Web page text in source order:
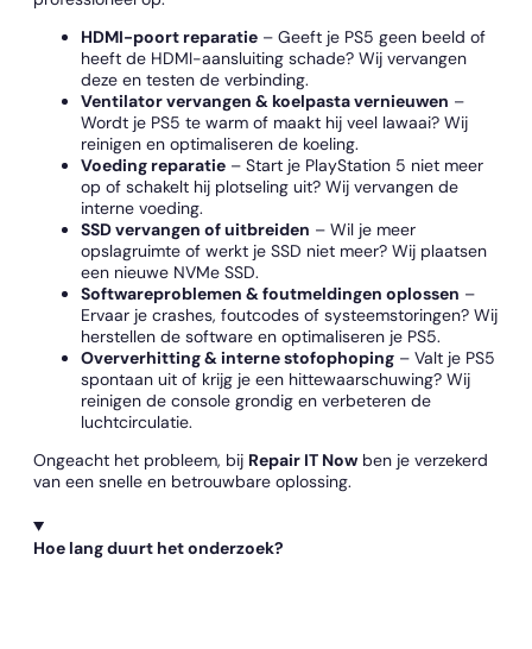
HDMI-poort reparatie – Geeft je PS5 geen beeld of
heeft de HDMI-aansluiting schade? Wij vervangen
deze en testen de verbinding.
Ventilator vervangen & koelpasta vernieuwen –
Wordt je PS5 te warm of maakt hij veel lawaai? Wij
reinigen en optimaliseren de koeling.
Voeding reparatie – Start je PlayStation 5 niet meer
op of schakelt hij plotseling uit? Wij vervangen de
interne voeding.
SSD vervangen of uitbreiden – Wil je meer
opslagruimte of werkt je SSD niet meer? Wij plaatsen
een nieuwe NVMe SSD.
Softwareproblemen & foutmeldingen oplossen –
Ervaar je crashes, foutcodes of systeemstoringen? Wij
herstellen de software en optimaliseren je PS5.
Oververhitting & interne stofophoping – Valt je PS5
spontaan uit of krijg je een hittewaarschuwing? Wij
reinigen de console grondig en verbeteren de
luchtcirculatie.
Ongeacht het probleem, bij Repair IT Now ben je verzekerd
van een snelle en betrouwbare oplossing.
Hoe lang duurt het onderzoek?